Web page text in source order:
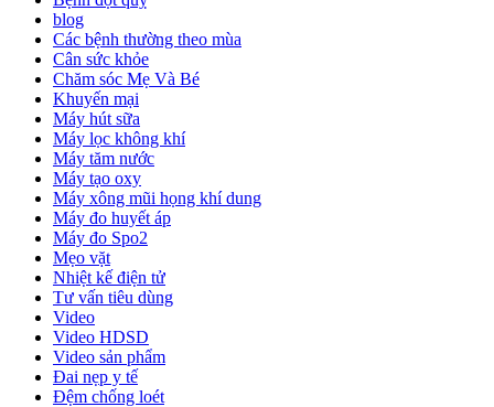
blog
Các bệnh thường theo mùa
Cân sức khỏe
Chăm sóc Mẹ Và Bé
Khuyến mại
Máy hút sữa
Máy lọc không khí
Máy tăm nước
Máy tạo oxy
Máy xông mũi họng khí dung
Máy đo huyết áp
Máy đo Spo2
Mẹo vặt
Nhiệt kế điện tử
Tư vấn tiêu dùng
Video
Video HDSD
Video sản phẩm
Đai nẹp y tế
Đệm chống loét